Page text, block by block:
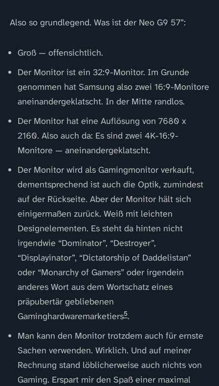
Also so grundlegend. Was ist der Neo G9 57”:
Groß — offensichtlich.
Der Monitor ist ein 32:9-Monitor. Im Grunde
genommen hat Samsung also zwei 16:9-Monitore
aneinandergeklatscht. In der Mitte randlos.
Der Monitor hat eine Auflösung von 7680 x
2160. Also auch da: Es sind zwei 4K-16:9-
Monitore — aneinandergeklatscht.
Der Monitor wird als Gamingmonitor verkauft,
dementsprechend ist auch die Optik, zumindest
auf der Rückseite. Aber der Monitor hält sich
einigermaßen zurück. Weiß mit leichten
Designelementen. Es steht da hinten nicht
irgendwie “Dominator”, “Destroyer”,
“Displayinator”, “Dictatorship of Daddelistan”
oder “Monarchy of Gamers” oder irgendein
anderes Wort aus dem Wortschatz eines
präpubertär gebliebenen
Gaminghardwaremarketiers5.
Man kann den Monitor trotzdem auch für ernste
Sachen verwenden. Wirklich. Und auf meiner
Rechnung stand löblicherweise auch nichts von
Gaming. Erspart mir den Spaß einer maximal